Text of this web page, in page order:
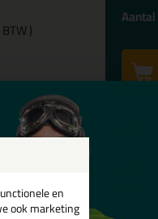
)
Aantal
en
ook marketing